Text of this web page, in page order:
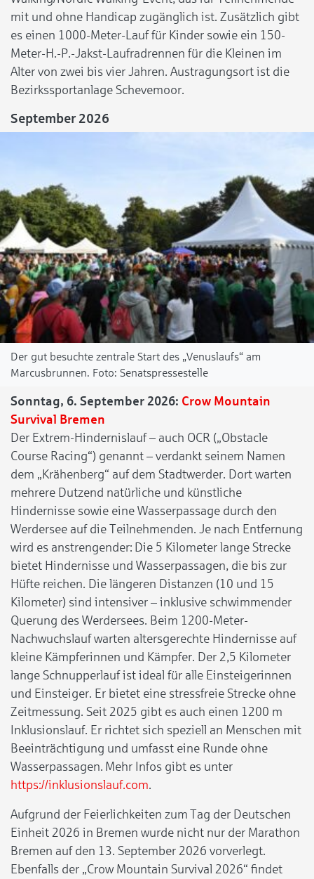
mit und ohne Handicap zugänglich ist. Zusätzlich gibt
es einen 1000-Meter-Lauf für Kinder sowie ein 150-
Meter-H.-P.-Jakst-Laufradrennen für die Kleinen im
Alter von zwei bis vier Jahren. Austragungsort ist die
Bezirkssportanlage Schevemoor.
September 2026
Der gut besuchte zentrale Start des „Venuslaufs“ am
Marcusbrunnen.
Senatspressestelle
Sonntag, 6. September 2026: Crow Mountain
Survival Bremen
Der Extrem-Hindernislauf – auch OCR („Obstacle
Course Racing“) genannt – verdankt seinem Namen
dem „Krähenberg“ auf dem Stadtwerder. Dort warten
mehrere Dutzend natürliche und künstliche
Hindernisse sowie eine Wasserpassage durch den
Werdersee auf die Teilnehmenden. Je nach Entfernung
wird es anstrengender: Die 5 Kilometer lange Strecke
bietet Hindernisse und Wasserpassagen, die bis zur
Hüfte reichen. Die längeren Distanzen (10 und 15
Kilometer) sind intensiver – inklusive schwimmender
Querung des Werdersees. Beim 1200-Meter-
Nachwuchslauf warten altersgerechte Hindernisse auf
kleine Kämpferinnen und Kämpfer. Der 2,5 Kilometer
lange Schnupperlauf ist ideal für alle Einsteigerinnen
und Einsteiger. Er bietet eine stressfreie Strecke ohne
Zeitmessung. Seit 2025 gibt es auch einen 1200 m
Inklusionslauf. Er richtet sich speziell an Menschen mit
Beeinträchtigung und umfasst eine Runde ohne
Wasserpassagen. Mehr Infos gibt es unter
https://inklusionslauf.com.
Aufgrund der Feierlichkeiten zum Tag der Deutschen
Einheit 2026 in Bremen wurde nicht nur der Marathon
Bremen auf den 13. September 2026 vorverlegt.
Ebenfalls der „Crow Mountain Survival 2026“ findet